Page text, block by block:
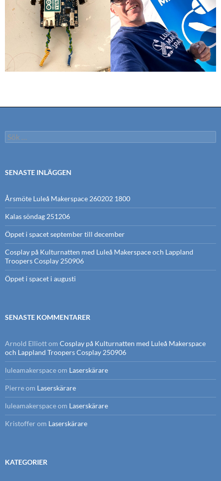
Sök
efter:
SENASTE INLÄGGEN
Årsmöte Luleå Makerspace 260202 1800
Kalas söndag 251206
Öppet i spacet september till december
Cosplay på Kulturnatten med Luleå Makerspace och Lappland
Troopers Cosplay 250906
Öppet i spacet i augusti
SENASTE KOMMENTARER
Arnold Elliottom Cosplay på Kulturnatten med Luleå Makerspace
och Lappland Troopers Cosplay 250906
luleamakerspaceom Laserskärare
Pierreom Laserskärare
luleamakerspaceom Laserskärare
Kristoffer om Laserskärare
KATEGORIER